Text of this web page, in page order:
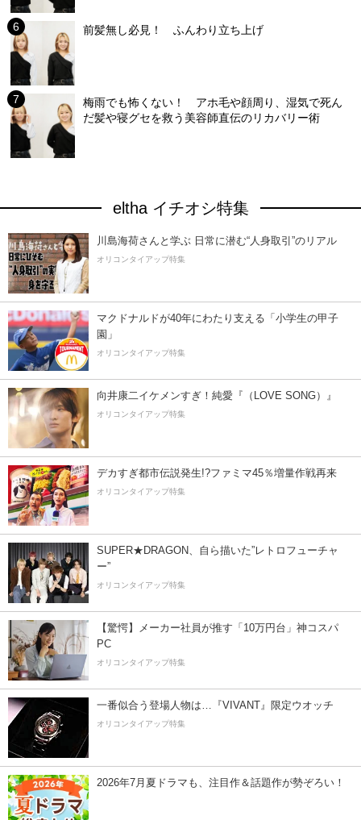
前髪無し必見！ ふんわり立ち上げ
梅雨でも怖くない！ アホ毛や顔周り、湿気で死ん
だ髪や寝グセを救う美容師直伝のリカバリー術
eltha イチオシ特集
川島海荷さんと学ぶ 日常に潜む“人身取引”のリアル
オリコンタイアップ特集
マクドナルドが40年にわたり支える「小学生の甲子
園」
オリコンタイアップ特集
向井康二イケメンすぎ！純愛『（LOVE SONG）』
オリコンタイアップ特集
デカすぎ都市伝説発生!?ファミマ45％増量作戦再来
オリコンタイアップ特集
SUPER★DRAGON、自ら描いた”レトロフューチャ
ー”
オリコンタイアップ特集
【驚愕】メーカー社員が推す「10万円台」神コスパ
PC
オリコンタイアップ特集
一番似合う登場人物は…『VIVANT』限定ウオッチ
オリコンタイアップ特集
2026年7月夏ドラマも、注目作＆話題作が勢ぞろい！